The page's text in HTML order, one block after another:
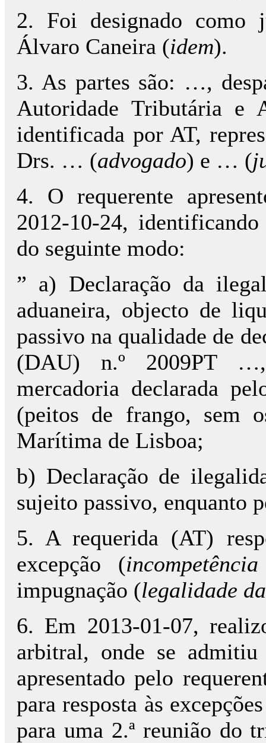
2. Foi designado como
Álvaro Caneira (idem).
3. As partes são: …,
Autoridade Tributária e
identificada por AT,
Drs. … (advogado) e … (
4. O requerente
2012-10-24,
do seguinte modo:
” a) Declaração da
aduaneira, objecto de
passivo na qualidade de
(DAU) n.º 2009PT
mercadoria declarada
(peitos de frango, sem
Marítima de Lisboa;
b) Declaração de
sujeito passivo, enquanto
5. A requerida (AT)
excepção (
impugnação (legalidade
6. Em 2013-01-07,
arbitral, onde se
apresentado pelo
para resposta às
para uma 2.ª reunião do